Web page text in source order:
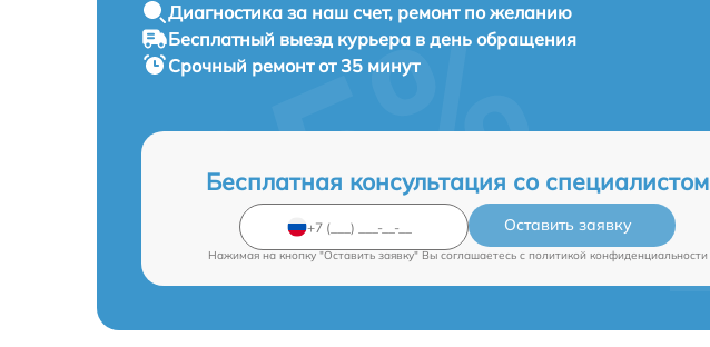
Диагностика за наш счет, ремонт по желанию
Бесплатный выезд курьера в день обращения
Срочный ремонтот 35 минут
Бесплатная консультация со специалистом
Оставить заявку
Нажимая на кнопку "Оставить заявку" Вы соглашаетесь c политикой конфиденциальности